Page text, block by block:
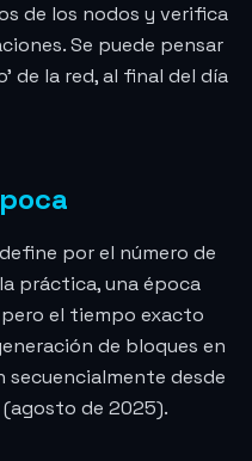
de los nodos y verifica
Se puede pensar
de la red, al final del día
por el número de
práctica, una época
el tiempo exacto
de bloques en
secuencialmente desde
de 2025).